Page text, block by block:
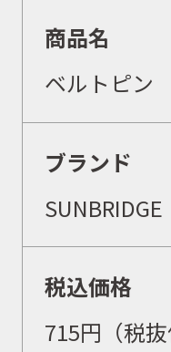
取扱商品
取扱ブランド
商品名
ベルトピン
ブランド
SUNBRIDGE
税込価格
715円（税